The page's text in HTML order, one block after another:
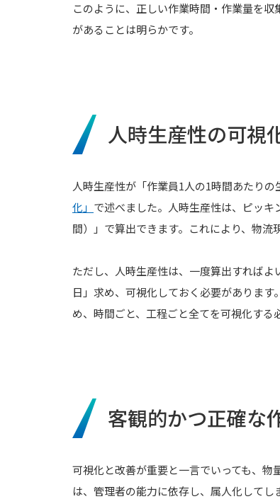
このように、正しい作業時間・作業量を
があることは明らかです。
人時生産性の可視
人時生産性が「作業員1人の1時間あたりの
化」 で述べました。人時生産性は、ピッ
間）」で算出できます。これにより、物流
ただし、人時生産性は、一度算出すれば
日」求め、可視化しておく必要がありま
め、時間ごと、工程ごと全てを可視化する
客観的かつ正確な
可視化と改善が重要と一言でいっても、
は、管理者の能力に依存し、属人化してし